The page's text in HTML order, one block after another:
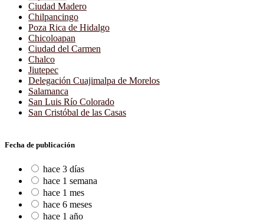
Ciudad Madero
Chilpancingo
Poza Rica de Hidalgo
Chicoloapan
Ciudad del Carmen
Chalco
Jiutepec
Delegación Cuajimalpa de Morelos
Salamanca
San Luis Río Colorado
San Cristóbal de las Casas
Fecha de publicación
hace 3 días
hace 1 semana
hace 1 mes
hace 6 meses
hace 1 año